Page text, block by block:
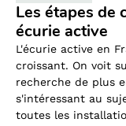
Les étapes de
écurie active
L'écurie active en
croissant. On voit
recherche de plus
s'intéressant au
toutes les